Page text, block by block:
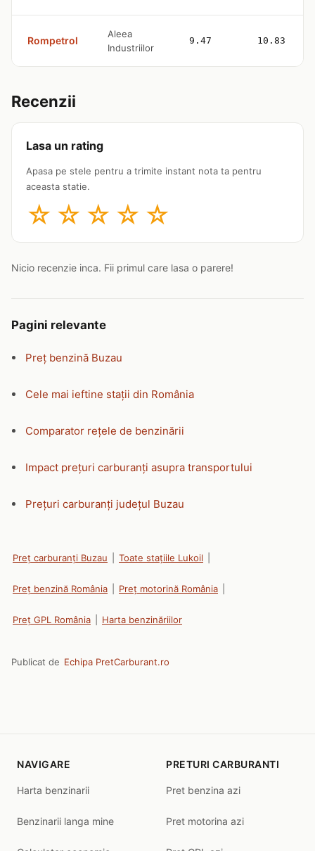
Rompetrol
Aleea
Industriilor
9.47 10.83
Recenzii
Lasa un rating
Apasa pe stele pentru a trimite instant nota ta pentru
aceasta statie.
☆ ☆ ☆ ☆ ☆
Nicio recenzie inca. Fii primul care lasa o parere!
Pagini relevante
Preț benzină Buzau
Cele mai ieftine stații din România
Comparator rețele de benzinării
Impact prețuri carburanți asupra transportului
Prețuri carburanți județul Buzau
Preț carburanți Buzau Toate stațiile Lukoil
Preț benzină România Preț motorină România
Preț GPL România Harta benzinăriilor
Publicat de Echipa PretCarburant.ro
NAVIGARE
Harta benzinarii
Benzinarii langa mine
PRETURI CARBURANTI
Pret benzina azi
Pret motorina azi